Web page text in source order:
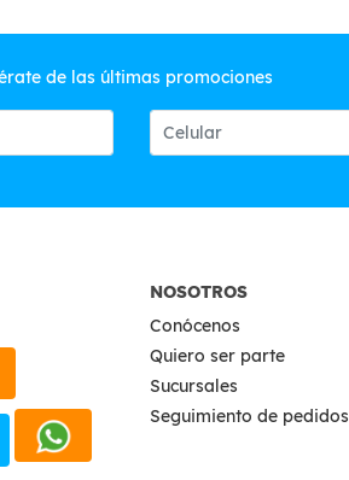
de las últimas promociones
NOSOTROS
Conócenos
Quiero ser parte
Sucursales
Seguimiento de pedidos